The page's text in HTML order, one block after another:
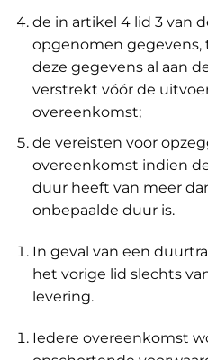
de in artikel 4 lid 3 van
opgenomen
deze gegevens al aan
verstrekt vóór de
overeenkomst;
de vereisten voor
overeenkomst indien
duur heeft van meer
onbepaalde duur is.
In geval van een
het vorige lid slechts
levering.
Iedere overeenkomst